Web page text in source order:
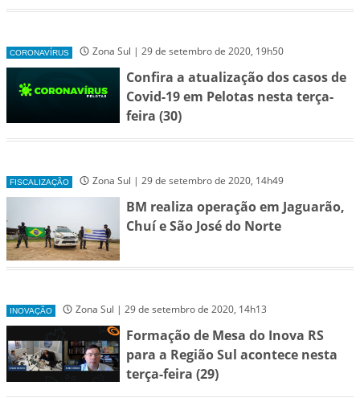
CORONAVÍRUS Zona Sul | 29 de setembro de 2020, 19h50
Confira a atualização dos casos de
Covid-19 em Pelotas nesta terça-
feira (30)
FISCALIZAÇÃO Zona Sul | 29 de setembro de 2020, 14h49
BM realiza operação em Jaguarão,
Chuí e São José do Norte
INOVAÇÃO Zona Sul | 29 de setembro de 2020, 14h13
Formação de Mesa do Inova RS
para a Região Sul acontece nesta
terça-feira (29)